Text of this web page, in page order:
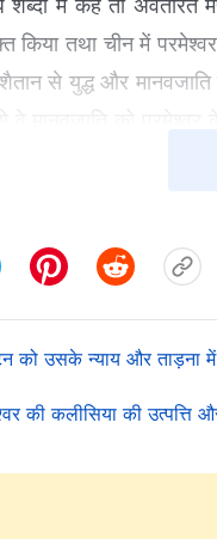
शब्दों में कहें तो
किया तथा चीन में
से युद्ध और
अर्थ अविश्वसनीय तौर
करते हुए उन्हें
को उसके न्याय और ताड़ना
की कलीसिया की उत्पत्ति